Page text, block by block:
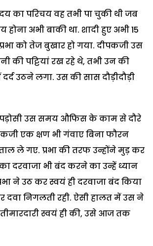
का परिचय वह तभी पा चुकी थी जब
होना अभी बाकी था. शादी हुए अभी 15
को तेज बुखार हो गया. दीपकजी उस
की पट्टियां रख रहे थे, तभी उन की
उठने लगा. उस की सास दौड़ीदौड़ी
उस समय औफिस के काम से दौरे
एक क्षण भी गंवाए बिना फौरन
ले गए. प्रभा की तरफ उन्होंने मुड़ कर
दरवाजा भी बंद करने का उन्हें ध्यान
ने उठ कर स्वयं ही दरवाजा बंद किया
निगलती रही. ऐसी हालत में उस ने
स्वयं ही की, उसे आज तक